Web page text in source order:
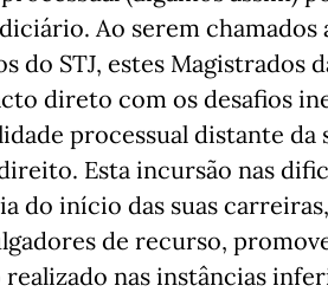
Ao serem chamados
do STJ, estes Magistrados
direto com os desafios
processual distante da
Esta incursão nas
do início das suas
de recurso,
nas instâncias